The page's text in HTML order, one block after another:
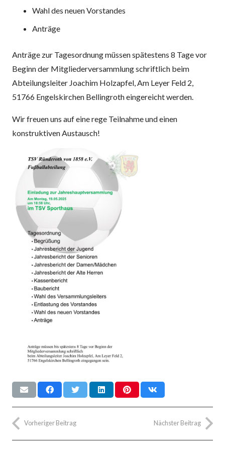
Wahl des neuen Vorstandes
Anträge
Anträge zur Tagesordnung müssen spätestens 8 Tage vor
Beginn der Mitgliederversammlung schriftlich beim
Abteilungsleiter Joachim Holzapfel, Am Leyer Feld 2,
51766 Engelskirchen Bellingroth eingereicht werden.
Wir freuen uns auf eine rege Teilnahme und einen
konstruktiven Austausch!
Vorheriger Beitrag Nächster Beitrag